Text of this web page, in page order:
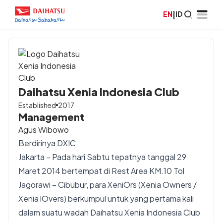
EN|ID
Daihatsu Xenia Indonesia Club
Established 2017
Management
Agus Wibowo
Berdirinya DXIC
Jakarta – Pada hari Sabtu tepatnya tanggal 29
Maret 2014 bertempat di Rest Area KM.10 Tol
Jagorawi – Cibubur, para XeniOrs (Xenia Owners /
Xenia lOvers) berkumpul untuk yang pertama kali
dalam suatu wadah Daihatsu Xenia Indonesia Club